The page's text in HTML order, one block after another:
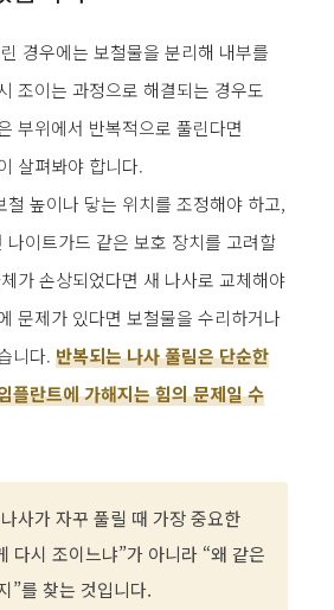
경우에는 보철물을 분리해 내부를
조이는 과정으로 해결되는 경우도
부위에서 반복적으로 풀린다면
살펴봐야 합니다.
철 높이나 닿는 위치를 조정해야 하고,
나이트가드 같은 보호 장치를 고려할
가 손상되었다면 새 나사로 교체해야
문제가 있다면 보철물을 수리하거나
니다. 반복되는 나사 풀림은 단순한
플란트에 가해지는 힘의 문제일 수
사가 자꾸 풀릴 때 가장 중요한
다시 조이느냐”가 아니라 “왜 같은
”를 찾는 것입니다.